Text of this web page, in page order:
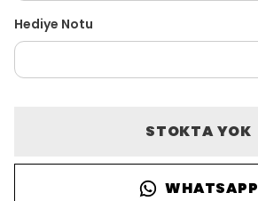
Hediye Notu
STOKTA YOK
WHATSAPP